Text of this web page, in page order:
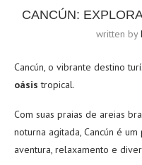
CANCÚN:
written by
Cancún, o vibrante destino
oásis tropical.
Com suas praias de areias
noturna agitada, Cancún é
aventura, relaxamento e